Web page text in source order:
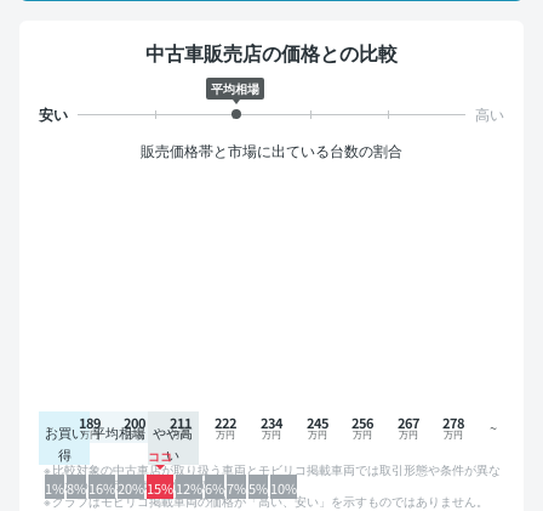
中古車販売店の価格との比較
平均相場
販売価格帯と市場に出ている台数の割合
お買い
得
平均相場 やや高
い
1%8%16%20%15%12%6%7%5%10%
189 200 211 222 234 245 256 267 278
比較対象の中古車店が取り扱う車両とモビリコ掲載車両では取引形態や条件が異な
るため、グラフは参考情報です。
グラフはモビリコ掲載車両の価格が「高い、安い」を示すものではありません。